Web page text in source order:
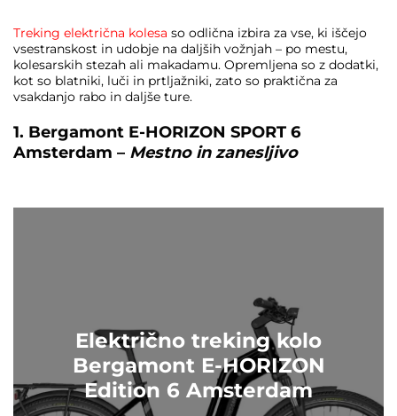
Treking električna kolesa so odlična izbira za vse, ki iščejo
vsestranskost in udobje na daljših vožnjah – po mestu,
kolesarskih stezah ali makadamu. Opremljena so z dodatki,
kot so blatniki, luči in prtljažniki, zato so praktična za
vsakdanjo rabo in daljše ture.
1. Bergamont E-HORIZON SPORT 6
Amsterdam – Mestno in zanesljivo
Električno treking kolo
Bergamont E-HORIZON
Edition 6 Amsterdam